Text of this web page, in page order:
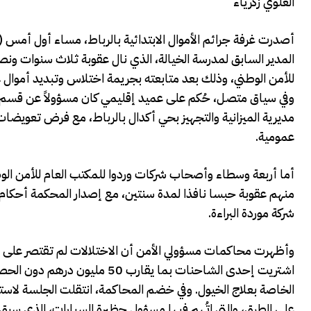
أصدرت غرفة جرائم الأموال الابتدائية بالرباط، مساء أول
للأمن الوطني، وذلك بعد متابعته بجريمة اختلاس وتبديد
وفي سياق متصل، حُكم على عميد إقليمي كان مسؤولاً عن
عمومية.
أما أربعة وسطاء وأصحاب شركات وردوا للمكتب العام للأمن
منهم عقوبة حبسا نافذا لمدة سنتين، مع إصدار المحكمة
شركة موردة البراءة.
وأظهرت محاكمات مسؤولي الأمن أن الاختلالات لم تقتصر
اشتريت إحدى الشاحنات بما
الخاصة بعلاج الخيول. وفي خضم المحاكمة، انتقلت الجلسة